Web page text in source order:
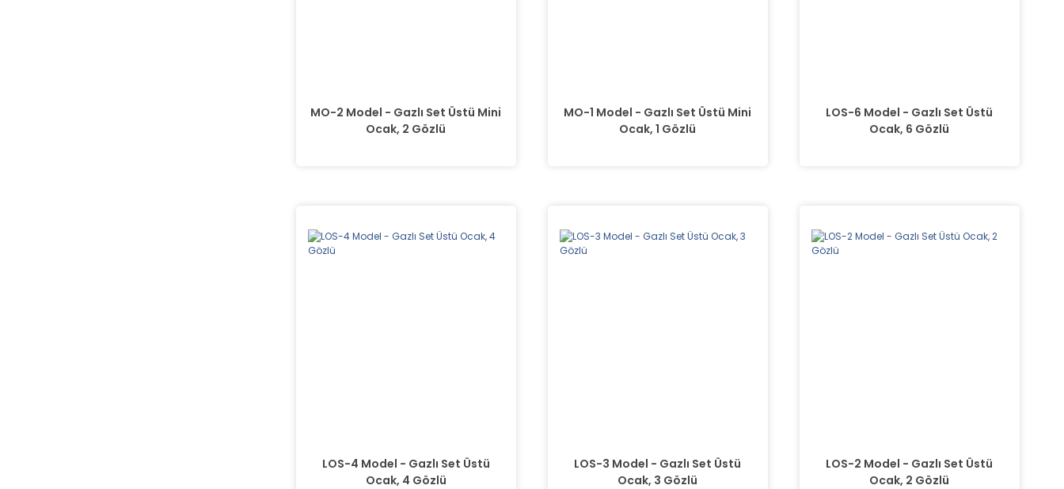
MO-2 Model - Gazlı Set Üstü Mini
Ocak, 2 Gözlü
MO-1 Model - Gazlı Set Üstü Mini
Ocak, 1 Gözlü
LOS-6 Model - Gazlı Set Üstü
Ocak, 6 Gözlü
LOS-4 Model - Gazlı Set Üstü
Ocak, 4 Gözlü
LOS-3 Model - Gazlı Set Üstü
Ocak, 3 Gözlü
LOS-2 Model - Gazlı Set Üstü
Ocak, 2 Gözlü